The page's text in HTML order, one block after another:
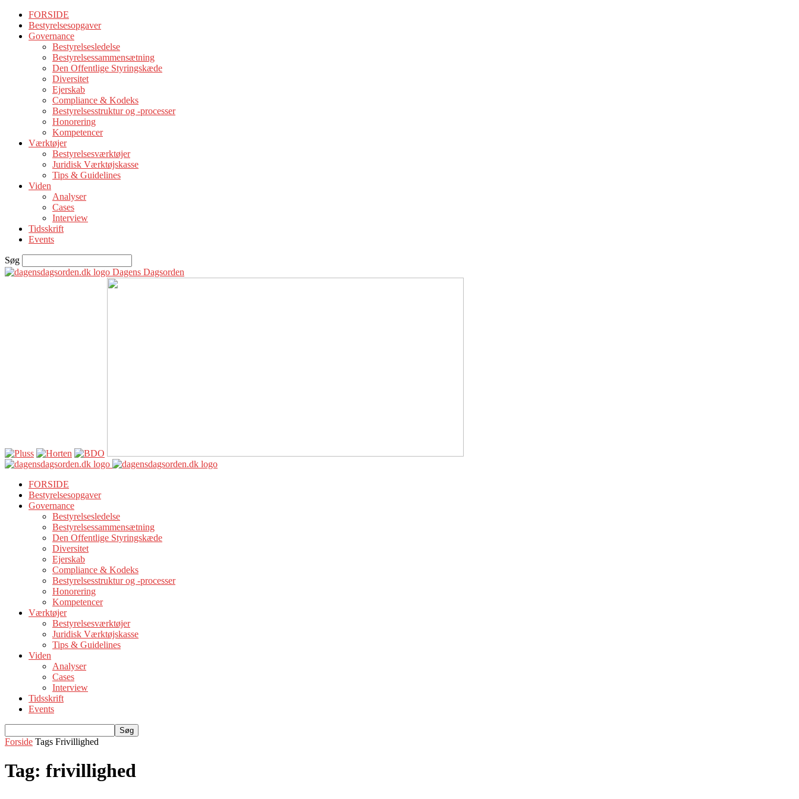
FORSIDE
Bestyrelsesopgaver
Governance
Bestyrelsesledelse
Bestyrelsessammensætning
Den Offentlige Styringskæde
Diversitet
Ejerskab
Compliance & Kodeks
Bestyrelsesstruktur og -processer
Honorering
Kompetencer
Værktøjer
Bestyrelsesværktøjer
Juridisk Værktøjskasse
Tips & Guidelines
Viden
Analyser
Cases
Interview
Tidsskrift
Events
Søg
Dagens Dagsorden
FORSIDE
Bestyrelsesopgaver
Governance
Bestyrelsesledelse
Bestyrelsessammensætning
Den Offentlige Styringskæde
Diversitet
Ejerskab
Compliance & Kodeks
Bestyrelsesstruktur og -processer
Honorering
Kompetencer
Værktøjer
Bestyrelsesværktøjer
Juridisk Værktøjskasse
Tips & Guidelines
Viden
Analyser
Cases
Interview
Tidsskrift
Events
Forside Tags Frivillighed
Tag: frivillighed